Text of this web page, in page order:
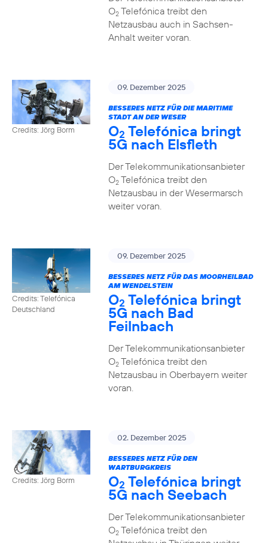
O2Telefónica treibt den
Netzausbau auch in Sachsen-
Anhalt weiter voran.
Credits: Jörg Borm
09. Dezember 2025
BESSERES NETZ FÜR DIE MARITIME
STADT AN DER WESER
O2 Telefónica bringt
5G nach Elsfleth
Der Telekommunikationsanbieter
O2Telefónica treibt den
Netzausbau in der Wesermarsch
weiter voran.
Credits: Telefónica
Deutschland
09. Dezember 2025
BESSERES NETZ FÜR DAS MOORHEILBAD
AM WENDELSTEIN
O2 Telefónica bringt
5G nach Bad
Feilnbach
Der Telekommunikationsanbieter
O2Telefónica treibt den
Netzausbau in Oberbayern weiter
voran.
Credits: Jörg Borm
02. Dezember 2025
BESSERES NETZ FÜR DEN
WARTBURGKREIS
O2 Telefónica bringt
5G nach Seebach
Der Telekommunikationsanbieter
O2Telefónica treibt den